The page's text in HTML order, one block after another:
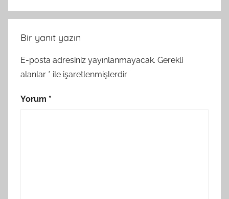
Bir yanıt yazın
E-posta adresiniz yayınlanmayacak. Gerekli
alanlar * ile işaretlenmişlerdir
Yorum *